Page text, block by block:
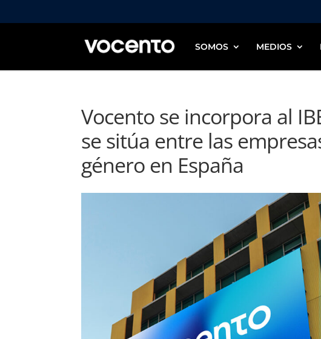
SOMOS MEDIOS
Vocento se incorpora al
se sitúa entre las
género en España